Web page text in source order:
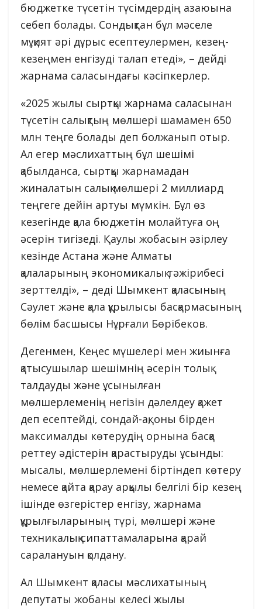
бюджетке түсетін түсімдердің азаюына
себеп болады. Сондықтан бұл мәселе
мұқият әрі дұрыс есептеулермен, кезең-
кезеңмен енгізуді талап етеді», – дейді
жарнама саласындағы кәсіпкерлер.
«2025 жылы сыртқы жарнама саласынан
түсетін салықтың мөлшері шамамен 650
млн теңге болады деп болжанып отыр.
Ал егер мәслихаттың бұл шешімі
қабылданса, сыртқы жарнамадан
жиналатын салық мөлшері 2 миллиард
теңгеге дейін артуы мүмкін. Бұл өз
кезегінде қала бюджетін молайтуға оң
әсерін тигізеді. Қаулы жобасын әзірлеу
кезінде Астана және Алматы
қалаларының экономикалық тәжірибесі
зерттелді», – деді Шымкент қаласының
Сәулет және қала құрылысы басқармасының
бөлім басшысы Нұрғали Бөрібеков.
Дегенмен, Кеңес мүшелері мен жиынға
қатысушылар шешімнің әсерін толық
талдауды және ұсынылған
мөлшерлеменің негізін дәлелдеу қажет
деп есептейді, сондай-ақ, оны бірден
максималды көтерудің орнына басқа
реттеу әдістерін қарастыруды ұсынды:
мысалы, мөлшерлемені біртіндеп көтеру
немесе қайта қарау арқылы белгілі бір кезең
ішінде өзгерістер енгізу, жарнама
құрылғыларының түрі, мөлшері және
техникалық сипаттамаларына қарай
саралануын қолдану.
Ал Шымкент қаласы мәслихатының
депутаты жобаны келесі жылы